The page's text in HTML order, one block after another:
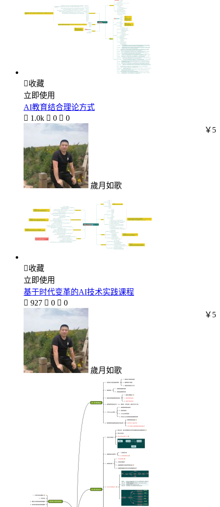
收藏
立即使用
AI教育结合理论方式
 1.0k  0  0
歲月如歌
￥5
收藏
立即使用
基于时代变革的AI技术实践课程
 927  0  0
歲月如歌
￥5